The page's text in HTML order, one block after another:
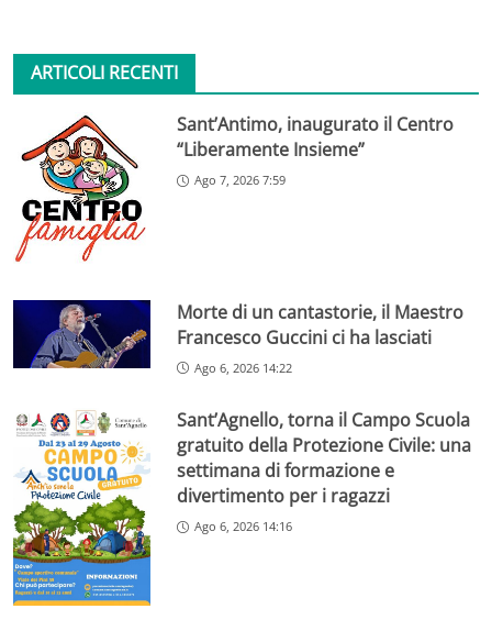
ARTICOLI RECENTI
Sant’Antimo, inaugurato il Centro
“Liberamente Insieme”
Ago 7, 2026 7:59
Morte di un cantastorie, il Maestro
Francesco Guccini ci ha lasciati
Ago 6, 2026 14:22
Sant’Agnello, torna il Campo Scuola
gratuito della Protezione Civile: una
settimana di formazione e
divertimento per i ragazzi
Ago 6, 2026 14:16